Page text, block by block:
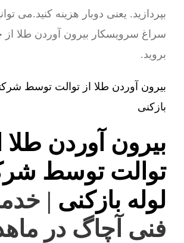
بپردازید. یعنی دوبار هزینه کنید.می
سراغ سرویسکار بیرون آوردن طلا
بروید.
بیرون آوردن طلا از توالت توسط
بازکنی
بیرون آوردن طلا
توالت توسط
لوله بازکنی |
فنی آچاگ در